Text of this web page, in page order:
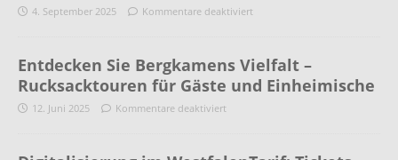
4. September 2025 Kommentare deaktiviert
Entdecken Sie Bergkamens Vielfalt –
Rucksacktouren für Gäste und Einheimische
12. Juni 2025 Kommentare deaktiviert